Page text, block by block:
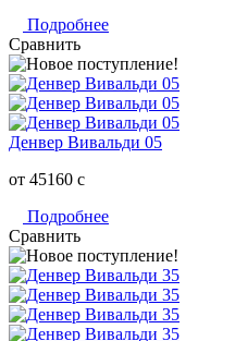
Подробнее
Сравнить
Денвер Вивальди 05
от 45160 c
Подробнее
Сравнить